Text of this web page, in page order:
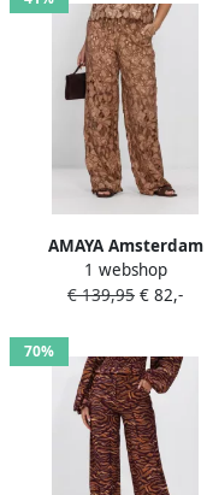
AMAYA Amsterdam
high waist gebloemde
broek broderie bruin
1 webshop
€ 139,95 € 82,-
70%